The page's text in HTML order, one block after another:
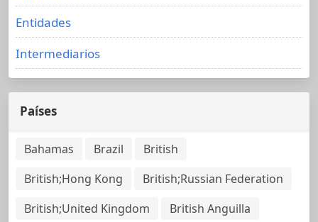
Entidades
Intermediarios
Países
Bahamas Brazil
British
British;Hong Kong
British;Russian Federation
British;United Kingdom
British Anguilla